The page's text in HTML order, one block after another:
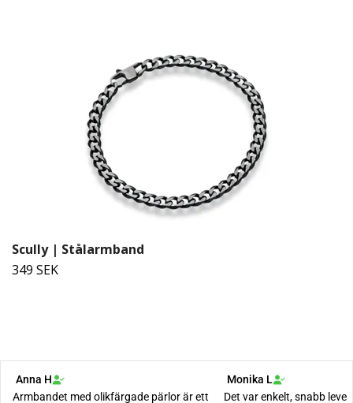
Scully | Stålarmband
349 SEK